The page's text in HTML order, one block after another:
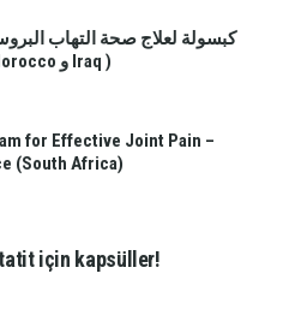
السعر والآراء (Morocco و Iraq )
for Effective Joint Pain –
(South Africa)
için kapsüller!